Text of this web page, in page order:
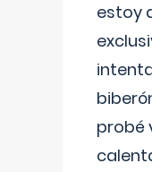
estoy
probé